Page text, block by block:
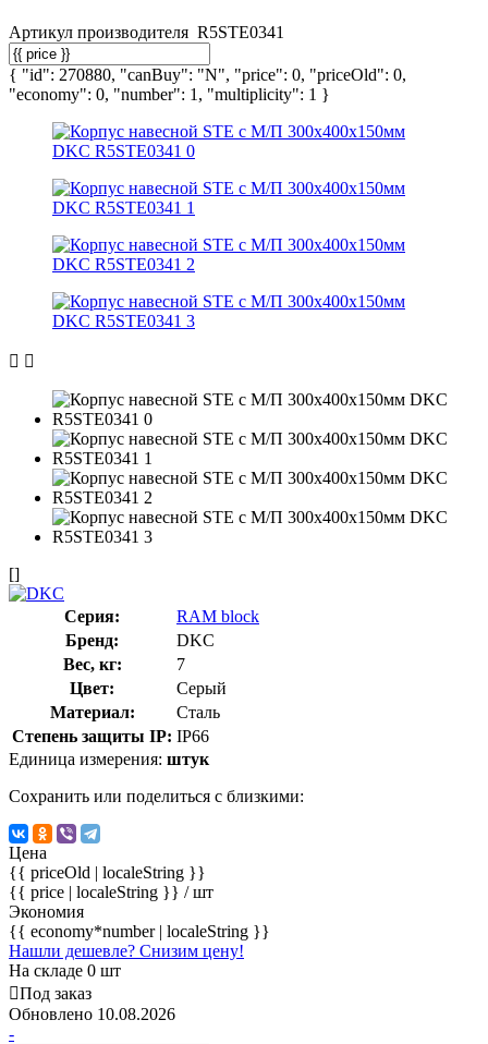
Артикул производителя R5STE0341
{ "id": 270880, "canBuy": "N", "price": 0, "priceOld": 0,
"economy": 0, "number": 1, "multiplicity": 1 }
[]
Серия:
RAM block
Бренд:
DKC
Вес, кг:
7
Цвет:
Серый
Материал:
Сталь
Степень защиты IP: IP66
Единица измерения: штук
Сохранить или поделиться с близкими:
Цена
{{ priceOld | localeString }}
{{ price | localeString }} / шт
Экономия
{{ economy*number | localeString }}
Нашли дешевле? Снизим цену!
На складе 0 шт
Под заказ
Обновлено 10.08.2026
-